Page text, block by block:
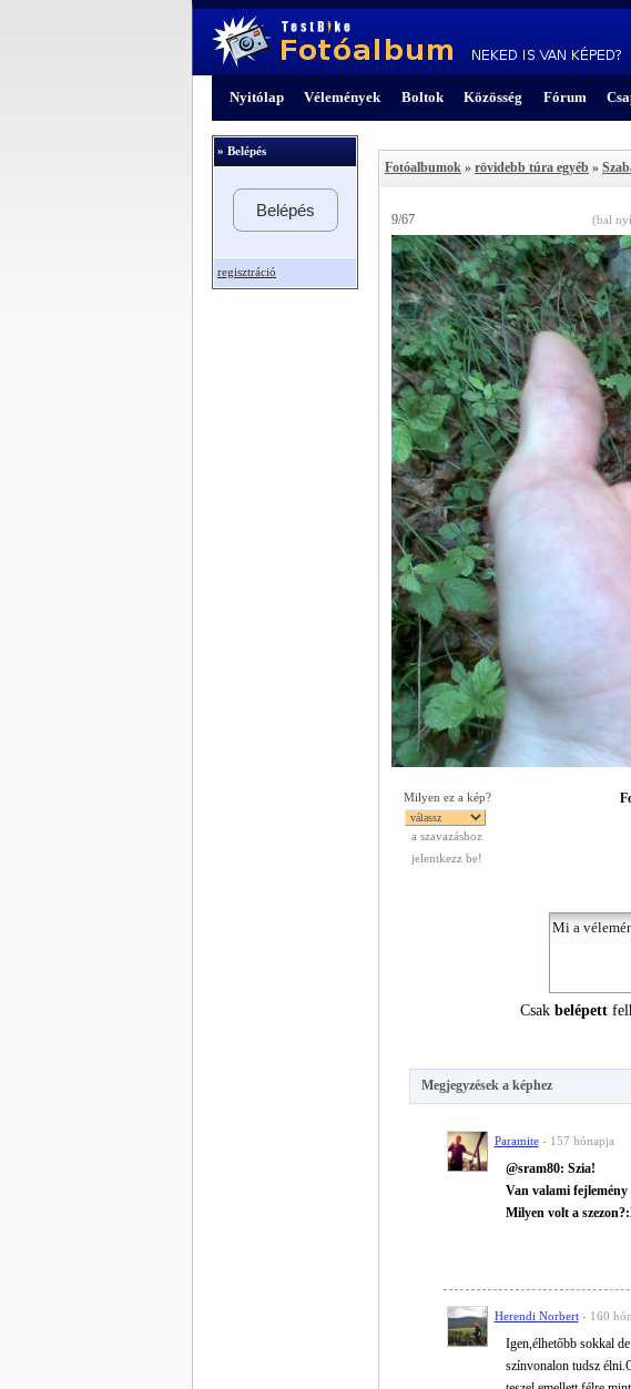
Nyitólap Vélemények Boltok Közösség Fórum
» Belépés
Belépés
regisztráció
Fotóalbumok » rövidebb túra egyéb »
9/67 (bal
Milyen ez a kép?
a szavazáshoz
jelentkezz be!
Csak belépett
Megjegyzések a képhez
Paramite - 157 hónapja
@sram80: Szia!
Van valami
Milyen volt a
Herendi Norbert - 160
Igen,élhetőbb sokkal
színvonalon tudsz